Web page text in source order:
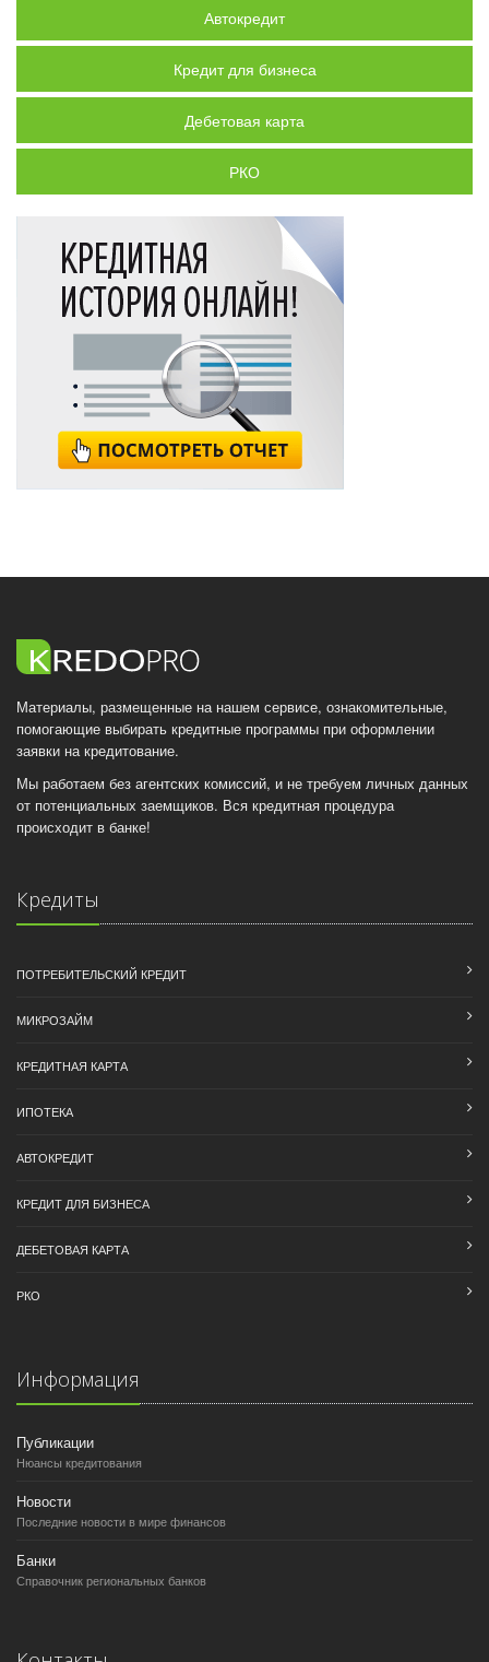
Автокредит
Кредит для бизнеса
Дебетовая карта
РКО
Материалы, размещенные на нашем сервисе, ознакомительные,
помогающие выбирать кредитные программы при оформлении
заявки на кредитование.
Мы работаем без агентских комиссий, и не требуем личных данных
от потенциальных заемщиков. Вся кредитная процедура
происходит в банке!
Кредиты
ПОТРЕБИТЕЛЬСКИЙ КРЕДИТ
МИКРОЗАЙМ
КРЕДИТНАЯ КАРТА
ИПОТЕКА
АВТОКРЕДИТ
КРЕДИТ ДЛЯ БИЗНЕСА
ДЕБЕТОВАЯ КАРТА
РКО
Информация
Публикации
Нюансы кредитования
Новости
Последние новости в мире финансов
Банки
Справочник региональных банков